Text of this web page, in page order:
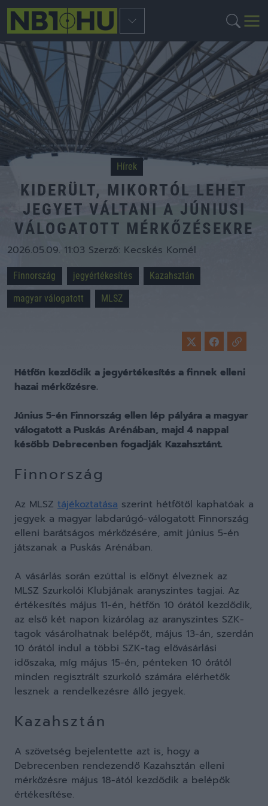
Hírek
KIDERÜLT, MIKORTÓL LEHET
JEGYET VÁLTANI A JÚNIUSI
VÁLOGATOTT MÉRKŐZÉSEKRE
2026.05.09. 11:03 Szerző: Kecskés Kornél
Finnország jegyértékesítés
Kazahsztán
magyar válogatott
MLSZ
Hétfőn kezdődik a jegyértékesítés a finnek elleni
hazai mérkőzésre.
Június 5-én Finnország ellen lép pályára a magyar
válogatott a Puskás Arénában, majd 4 nappal
később Debrecenben fogadják Kazahsztánt.
Finnország
Az MLSZ tájékoztatása szerint hétfőtől kaphatóak a
jegyek a magyar labdarúgó-válogatott Finnország
elleni barátságos mérkőzésére, amit június 5-én
játszanak a Puskás Arénában.
A vásárlás során ezúttal is előnyt élveznek az
MLSZ Szurkolói Klubjának aranyszintes tagjai. Az
értékesítés május 11-én, hétfőn 10 órától kezdődik,
az első két napon kizárólag az aranyszintes SZK-
tagok vásárolhatnak belépőt, május 13-án, szerdán
10 órától indul a többi SZK-tag elővásárlási
időszaka, míg május 15-én, pénteken 10 órától
minden regisztrált szurkoló számára elérhetők
lesznek a rendelkezésre álló jegyek.
Kazahsztán
A szövetség bejelentette azt is, hogy a
Debrecenben rendezendő Kazahsztán elleni
mérkőzésre május 18-ától kezdődik a belépők
értékesítése.